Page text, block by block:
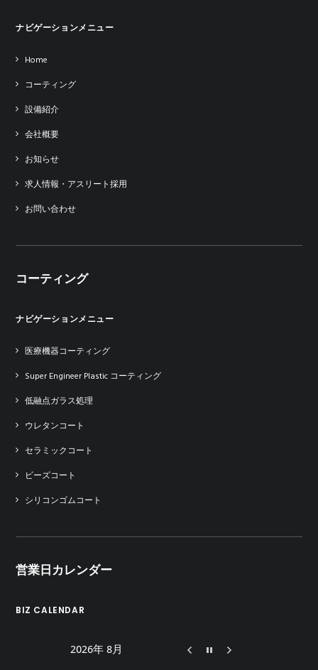
ナビゲーションメニュー
Home
コーティング
設備紹介
会社概要
お知らせ
求人情報・アスリート採用
お問い合わせ
コーティング
ナビゲーションメニュー
医療機器コーティング
Super Engineer Plastic コーティング
低融点ガラス処理
ウレタンコート
セラミックコート
ビーズコート
シリコンゴムコート
営業日カレンダー
BIZ CALENDAR
2026年 8月